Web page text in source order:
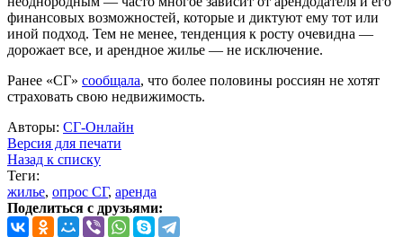
финансовых возможностей, которые и диктуют ему тот или
иной подход. Тем не менее, тенденция к росту очевидна —
дорожает все, и арендное жилье — не исключение.
Ранее «СГ» сообщала, что более половины россиян не хотят
страховать свою недвижимость.
Авторы: СГ-Онлайн
Версия для печати
Назад к списку
Теги:
жилье, опрос СГ, аренда
Поделиться с друзьями: